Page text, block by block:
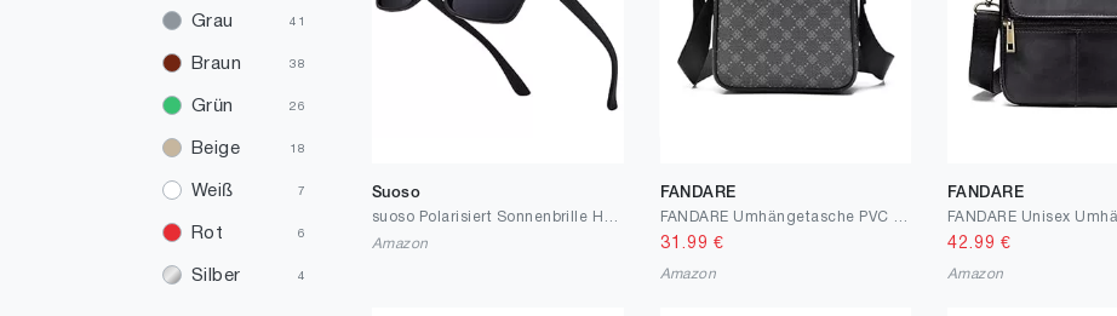
Grau 41
Braun 38
Grün 26
Beige 18
Weiß 7
Rot 6
Silber 4
Suoso
Amazon
FANDARE
31.99 €
Amazon
FANDARE
42.99 €
Amazon